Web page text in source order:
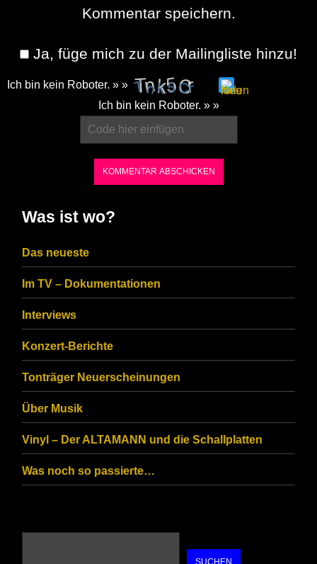
Kommentar speichern.
Ja, füge mich zu der Mailingliste hinzu!
Ich bin kein Roboter. » »
CAPTCHA
ensure
that
you
are
human.
Ich bin kein Roboter. » »
Was ist wo?
Das neueste
Im TV – Dokumentationen
Interviews
Konzert-Berichte
Tonträger Neuerscheinungen
Über Musik
Vinyl – Der ALTAMANN und die Schallplatten
Was noch so passierte…
SUCHEN